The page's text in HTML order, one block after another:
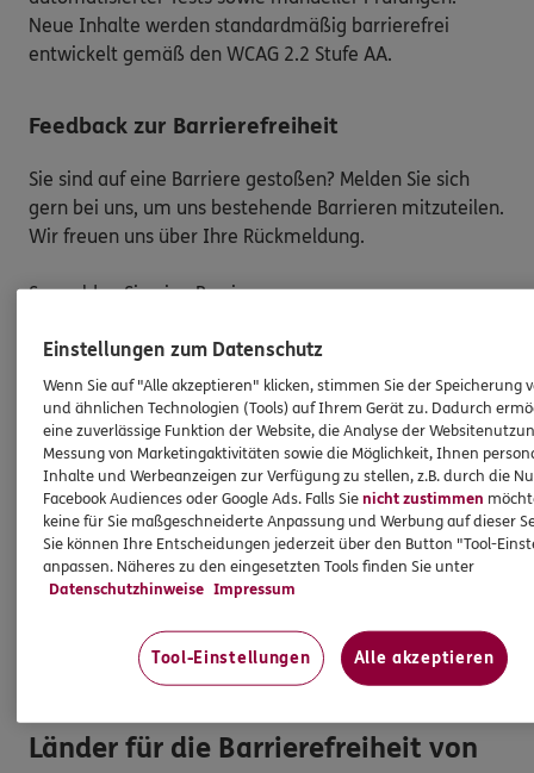
Neue Inhalte werden standardmäßig barrierefrei
entwickelt gemäß den WCAG 2.2 Stufe AA.
Feedback zur Barrierefreiheit
Sie sind auf eine Barriere gestoßen? Melden Sie sich
gern bei uns, um uns bestehende Barrieren mitzuteilen.
Wir freuen uns über Ihre Rückmeldung.
So melden Sie eine Barriere:
Bitte teilen Sie mit,auf welcher Webseite
den Link aus der Adresszeile Ihres Browsers.
Schicken Sie denLink zusammen mit einem
Hinweis auf den Text oder Service, der Ihnen
Schwierigkeiten bereitet hat, an:
barriere.melden@ergo.de
Bitte senden Sie an diese E-Mail-Adresse nur
Anmerkungen zum Thema „Barrierefreiheit“und
keine Daten oder Informationen zu Ihrem
persönlichen Versicherungsschutz.
Länder für die Barrierefreiheit von
Einstellungen zum Datenschutz
Wenn Sie auf "Alle akzeptieren" klicken, stimmen Sie der Speicherung
und ähnlichen Technologien (Tools) auf Ihrem Gerät zu. Dadurch
eine zuverlässige Funktion der Website, die Analyse der
Messung von Marketingaktivitäten sowie die Möglichkeit, Ihnen
Inhalte und Werbeanzeigen zur Verfügung zu stellen, z.B. durch die
Facebook Audiences oder Google Ads. Falls Sienicht zustimmen
keine für Sie maßgeschneiderte Anpassung und Werbung auf dieser
Sie können Ihre Entscheidungen jederzeit über den Button "Tool-
anpassen. Näheres zu den eingesetzten Tools finden Sie unter
Datenschutzhinweise Impressum
Tool-Einstellungen Alle akzeptieren